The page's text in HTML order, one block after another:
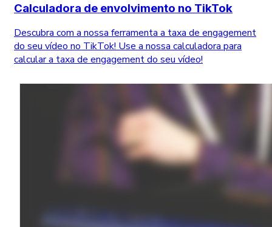
Calculadora de envolvimento no TikTok
Descubra com a nossa ferramenta a taxa de engagement
do seu vídeo no TikTok! Use a nossa calculadora para
calcular a taxa de engagement do seu vídeo!